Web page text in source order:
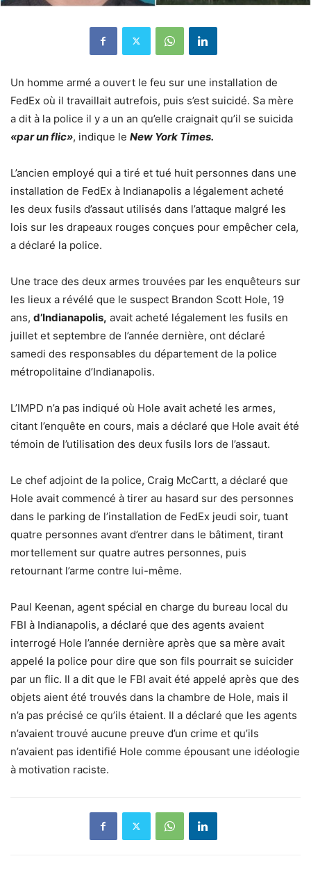
Un homme armé a ouvert le feu sur une installation de
FedEx où il travaillait autrefois, puis s’est suicidé. Sa mère
a dit à la police il y a un an qu’elle craignait qu’il se suicida
«par un flic», indique le New York Times.
L’ancien employé qui a tiré et tué huit personnes dans une
installation de FedEx à Indianapolis a légalement acheté
les deux fusils d’assaut utilisés dans l’attaque malgré les
lois sur les drapeaux rouges conçues pour empêcher cela,
a déclaré la police.
Une trace des deux armes trouvées par les enquêteurs sur
les lieux a révélé que le suspect Brandon Scott Hole, 19
ans, d’Indianapolis, avait acheté légalement les fusils en
juillet et septembre de l’année dernière, ont déclaré
samedi des responsables du département de la police
métropolitaine d’Indianapolis.
L’IMPD n’a pas indiqué où Hole avait acheté les armes,
citant l’enquête en cours, mais a déclaré que Hole avait été
témoin de l’utilisation des deux fusils lors de l’assaut.
Le chef adjoint de la police, Craig McCartt, a déclaré que
Hole avait commencé à tirer au hasard sur des personnes
dans le parking de l’installation de FedEx jeudi soir, tuant
quatre personnes avant d’entrer dans le bâtiment, tirant
mortellement sur quatre autres personnes, puis
retournant l’arme contre lui-même.
Paul Keenan, agent spécial en charge du bureau local du
FBI à Indianapolis, a déclaré que des agents avaient
interrogé Hole l’année dernière après que sa mère avait
appelé la police pour dire que son fils pourrait se suicider
par un flic. Il a dit que le FBI avait été appelé après que des
objets aient été trouvés dans la chambre de Hole, mais il
n’a pas précisé ce qu’ils étaient. Il a déclaré que les agents
n’avaient trouvé aucune preuve d’un crime et qu’ils
n’avaient pas identifié Hole comme épousant une idéologie
à motivation raciste.